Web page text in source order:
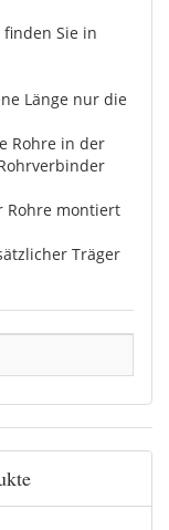
Sie in
Länge nur die
Rohre in der
Rohre montiert
Träger